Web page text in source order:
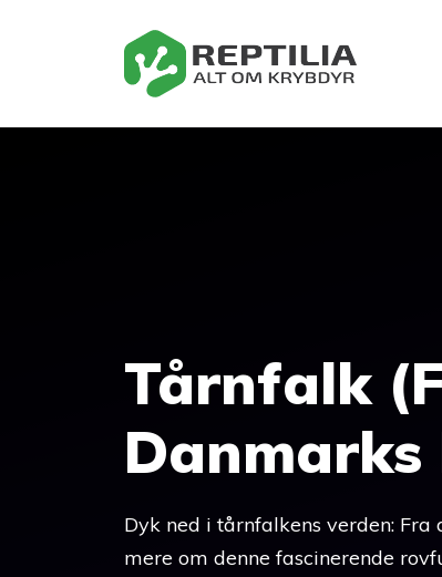
Tårnfalk
Dyk ned i tårnfalkens verden:
mere om denne fascinerende